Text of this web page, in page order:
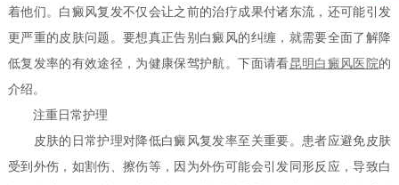
着他们。白癜风复发不仅会让之前的治疗成果付诸东流，还可能引发
更严重的皮肤问题。要想真正告别白癜风的纠缠，就需要全面了解降
低复发率的有效途径，为健康保驾护航。下面请看昆明白癜风医院的
介绍。
注重日常护理
皮肤的日常护理对降低白癜风复发率至关重要。患者应避免皮肤
受到外伤，如割伤、擦伤等，因为外伤可能会引发同形反应，导致白